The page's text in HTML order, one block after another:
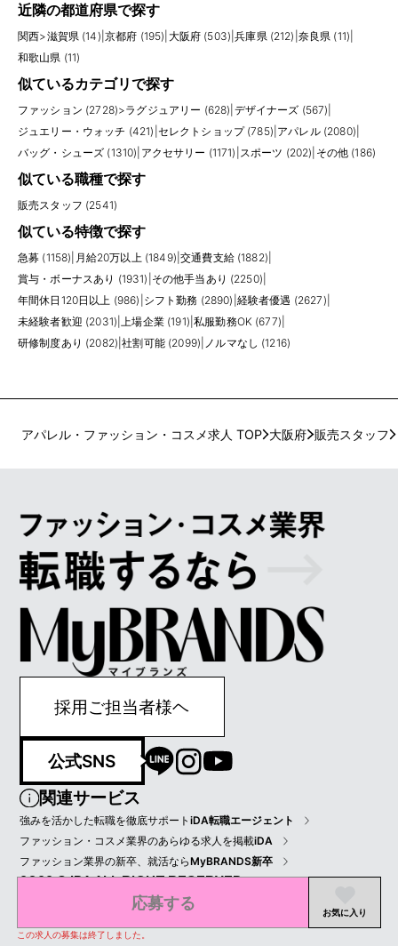
応募する
この求人の募集は終了しました。
お気に入り
近隣の都道府県で探す
関西>滋賀県 (14) 京都府 (195) 大阪府 (503) |兵庫県 (212) 奈良県 (11)
和歌山県 (11)
似ているカテゴリで探す
ファッション (2728)>ラグジュアリー (628) デザイナーズ (567)
ジュエリー・ウォッチ (421) セレクトショップ (785) アパレル (2080)
バッグ・シューズ (1310) アクセサリー (1171) スポーツ (202) その他 (186)
似ている職種で探す
販売スタッフ (2541)
似ている特徴で探す
急募 (1158) 月給20万以上 (1849) |交通費支給 (1882)
賞与・ボーナスあり (1931) その他手当あり (2250)
年間休日120日以上 (986) シフト勤務 (2890) 経験者優遇 (2627)
未経験者歓迎 (2031) |上場企業 (191) |私服勤務OK (677)
研修制度あり (2082) |社割可能 (2099) ノルマなし (1216)
アパレル・ファッション・コスメ求人 TOP 大阪府 販売スタッフ
採用ご担当者様ヘ
公式SNS
関連サービス
強みを活かした転職を徹底サポートiDA転職エージェント
ファッション・コスメ業界のあらゆる求人を掲載iDA
ファッション業界の新卒、就活ならMyBRANDS新卒
2022 © IDA ALL RIGHT RESERVED.
プライバシーポリシー会員規約